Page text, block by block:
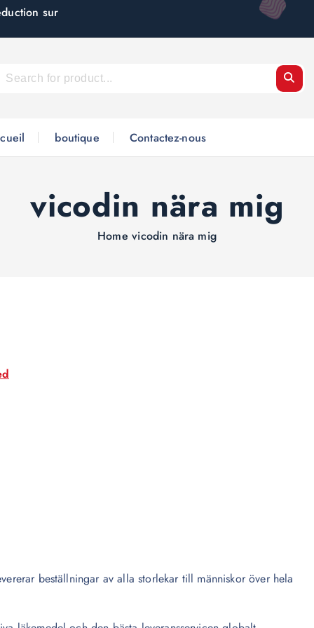
sur
boutique Contactez-nous
vicodin nära mig
Home vicodin nära mig
beställningar av alla storlekar till människor över hela